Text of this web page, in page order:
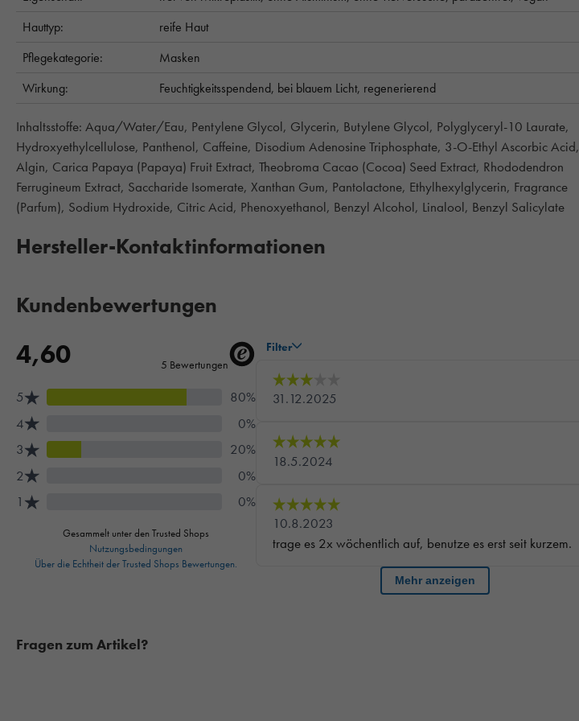
Hauttyp:
reife Haut
Pflegekategorie:
Masken
Wirkung:
Feuchtigkeitsspendend, bei blauem Licht, regenerierend
Inhaltsstoffe: Aqua/Water/Eau, Pentylene Glycol, Glycerin, Butylene Glycol, Polyglyceryl-10 Laurate,
Hydroxyethylcellulose, Panthenol, Caffeine, Disodium Adenosine Triphosphate, 3-O-Ethyl Ascorbic Acid,
Algin, Carica Papaya (Papaya) Fruit Extract, Theobroma Cacao (Cocoa) Seed Extract, Rhododendron
Ferrugineum Extract, Saccharide Isomerate, Xanthan Gum, Pantolactone, Ethylhexylglycerin, Fragrance
(Parfum), Sodium Hydroxide, Citric Acid, Phenoxyethanol, Benzyl Alcohol, Linalool, Benzyl Salicylate
Hersteller-Kontaktinformationen
Kundenbewertungen
Fragen zum Artikel?